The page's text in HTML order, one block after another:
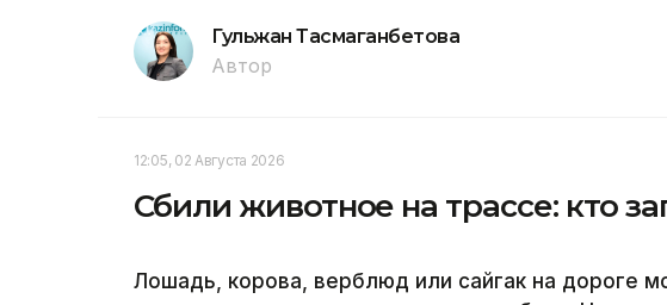
Гульжан Тасмаганбетова
Автор
12:05, 02 Августа 2026
Сбили животное на трассе: кто
Лошадь, корова, верблюд или сайгак на дороге